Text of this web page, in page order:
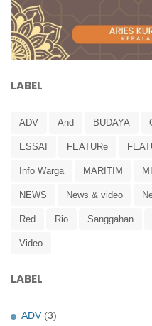
LABEL
ADV And BUDAYA
ESSAI FEATURe
Info Warga MARITIM
NEWS News & video
Red Rio Sanggahan
Video
LABEL
ADV (3)